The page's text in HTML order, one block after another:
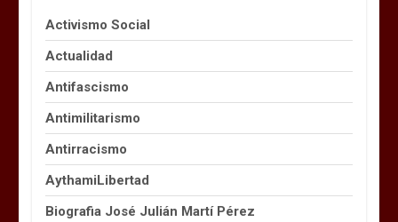
Activismo Social
Actualidad
Antifascismo
Antimilitarismo
Antirracismo
AythamiLibertad
Biografia José Julián Martí Pérez